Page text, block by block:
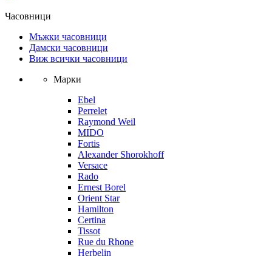
Часовници
Мъжки часовници
Дамски часовници
Виж всички часовници
Марки
Ebel
Perrelet
Raymond Weil
MIDO
Fortis
Alexander Shorokhoff
Versace
Rado
Ernest Borel
Orient Star
Hamilton
Certina
Tissot
Rue du Rhone
Herbelin